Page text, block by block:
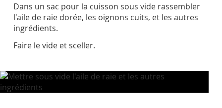
Dans un sac pour la cuisson sous vide rassembler
l'aile de raie dorée, les oignons cuits, et les autres
ingrédients.
Faire le vide et sceller.